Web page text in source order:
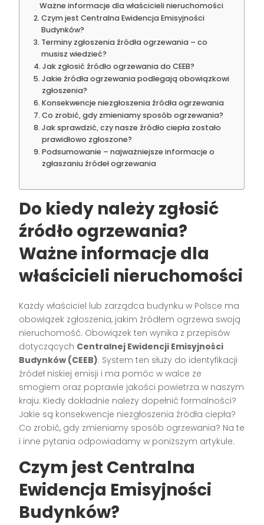
Ważne informacje dla właścicieli nieruchomości
Czym jest Centralna Ewidencja Emisyjności
Budynków?
Terminy zgłoszenia źródła ogrzewania – co
musisz wiedzieć?
Jak zgłosić źródło ogrzewania do CEEB?
Jakie źródła ogrzewania podlegają obowiązkowi
zgłoszenia?
Konsekwencje niezgłoszenia źródła ogrzewania
Co zrobić, gdy zmieniamy sposób ogrzewania?
Jak sprawdzić, czy nasze źródło ciepła zostało
prawidłowo zgłoszone?
Podsumowanie – najważniejsze informacje o
zgłaszaniu źródeł ogrzewania
Do kiedy należy zgłosić
źródło ogrzewania?
Ważne informacje dla
właścicieli nieruchomości
Każdy właściciel lub zarządca budynku w Polsce ma
obowiązek zgłoszenia, jakim źródłem ogrzewa swoją
nieruchomość. Obowiązek ten wynika z przepisów
dotyczących Centralnej Ewidencji Emisyjności
Budynków (CEEB). System ten służy do identyfikacji
źródeł niskiej emisji i ma pomóc w walce ze
smogiem oraz poprawie jakości powietrza w naszym
kraju. Kiedy dokładnie należy dopełnić formalności?
Jakie są konsekwencje niezgłoszenia źródła ciepła?
Co zrobić, gdy zmieniamy sposób ogrzewania? Na te
i inne pytania odpowiadamy w poniższym artykule.
Czym jest Centralna
Ewidencja Emisyjności
Budynków?